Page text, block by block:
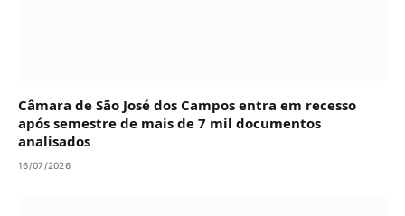
Câmara de São José dos Campos entra em recesso
após semestre de mais de 7 mil documentos
analisados
16/07/2026